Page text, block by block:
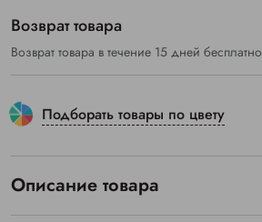
Возврат товара
Возврат товара в течение 15 дней бесплатно
Подборать товары по цвету
Описание товара